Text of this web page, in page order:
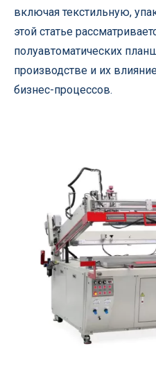
включая текстильную,
этой статье
полуавтоматических
производстве и их
бизнес-процессов.